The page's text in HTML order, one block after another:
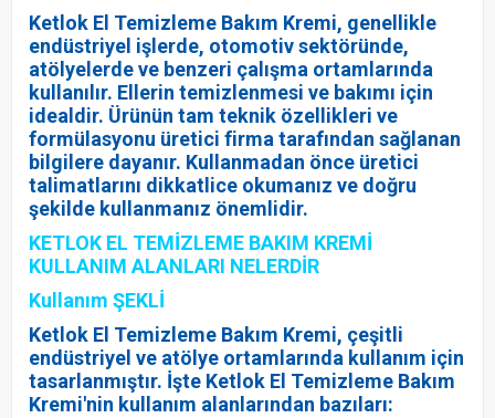
Ketlok El Temizleme Bakım Kremi, genellikle
endüstriyel işlerde, otomotiv sektöründe,
atölyelerde ve benzeri çalışma ortamlarında
kullanılır. Ellerin temizlenmesi ve bakımı için
idealdir. Ürünün tam teknik özellikleri ve
formülasyonu üretici firma tarafından sağlanan
bilgilere dayanır. Kullanmadan önce üretici
talimatlarını dikkatlice okumanız ve doğru
şekilde kullanmanız önemlidir.
KETLOK EL TEMİZLEME BAKIM KREMİ
KULLANIM ALANLARI NELERDİR
Kullanım ŞEKLİ
Ketlok El Temizleme Bakım Kremi, çeşitli
endüstriyel ve atölye ortamlarında kullanım için
tasarlanmıştır. İşte Ketlok El Temizleme Bakım
Kremi'nin kullanım alanlarından bazıları: